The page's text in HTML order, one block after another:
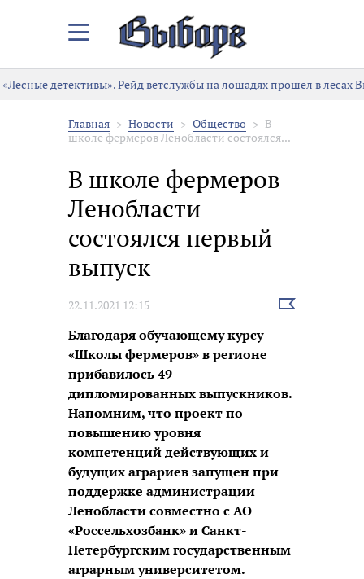
Закрыть/
меню
«Лесные детективы». Рейд ветслужбы на лошадях прошел в лесах
Главная Новости Общество
В
школе фермеров Ленобласти состоялся...
В школе фермеров
Ленобласти
состоялся первый
выпуск
22.11.2021 12:15
Выбрать
Благодаря обучающему курсу
«Школы фермеров» в регионе
прибавилось 49
дипломированных выпускников.
Напомним, что проект по
повышению уровня
компетенций действующих и
будущих аграриев запущен при
поддержке администрации
Ленобласти совместно с АО
«Россельхозбанк» и Санкт-
Петербургским государственным
аграрным университетом.